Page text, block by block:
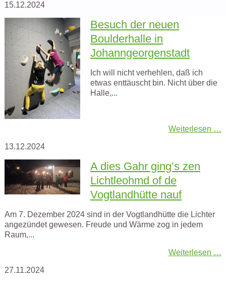
15.12.2024
Besuch der neuen
Boulderhalle in
Johanngeorgenstadt
Ich will nicht verhehlen, daß ich
etwas enttäuscht bin. Nicht über die
Halle,...
Weiterlesen …
13.12.2024
A dies Gahr ging’s zen
Lichtleohmd of de
Vogtlandhütte nauf
Am 7. Dezember 2024 sind in der Vogtlandhütte die Lichter
angezündet gewesen. Freude und Wärme zog in jedem
Raum,...
Weiterlesen …
27.11.2024